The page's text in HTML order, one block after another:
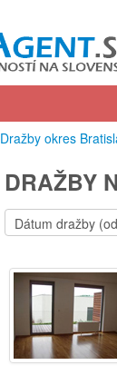
Dražby okres
DRAŽBY